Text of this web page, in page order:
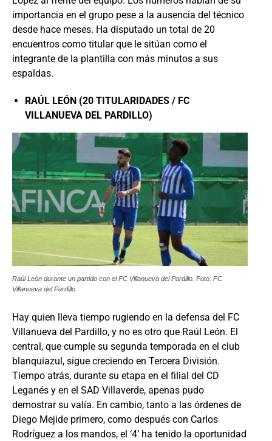
importancia en el grupo pese a la ausencia del técnico
desde hace meses. Ha disputado un total de 20
encuentros como titular que le sitúan como el
integrante de la plantilla con más minutos a sus
espaldas.
RAÚL LEÓN (20 TITULARIDADES / FC
VILLANUEVA DEL PARDILLO)
Raúl León durante un partido con el FC Villanueva del Pardillo. Foto: FC
Villanueva del Pardillo.
Hay quien lleva tiempo rugiendo en la defensa del FC
Villanueva del Pardillo, y no es otro que Raúl León. El
central, que cumple su segunda temporada en el club
blanquiazul, sigue creciendo en Tercera División.
Tiempo atrás, durante su etapa en el filial del CD
Leganés y en el SAD Villaverde, apenas pudo
demostrar su valía. En cambio, tanto a las órdenes de
Diego Mejide primero, como después con Carlos
Rodríguez a los mandos, el ‘4’ ha tenido la oportunidad